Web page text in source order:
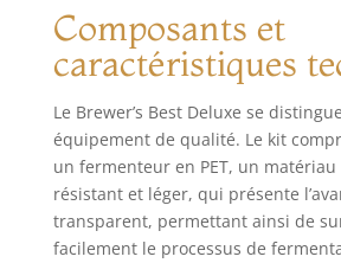
Composants et
caractéristiques
Le Brewer’s Best Deluxe se
équipement de qualité. Le kit
un fermenteur en PET, un
résistant et léger, qui présente
transparent, permettant ainsi de
facilement le processus de